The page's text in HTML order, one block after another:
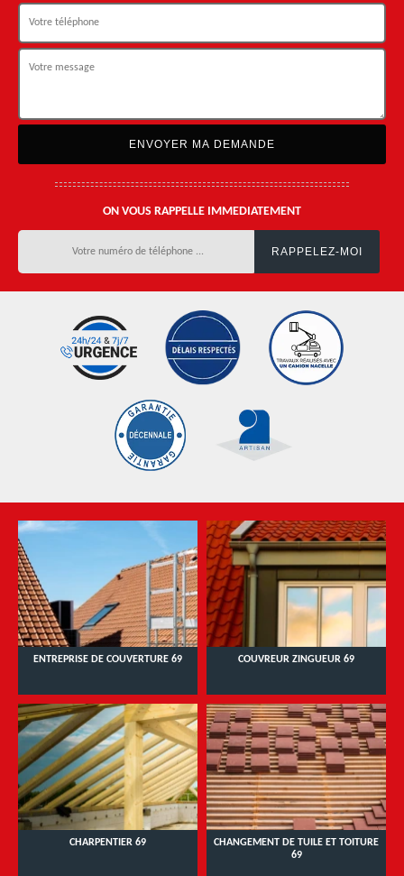
ON VOUS RAPPELLE IMMEDIATEMENT
ENTREPRISE DE COUVERTURE 69 COUVREUR ZINGUEUR 69
CHARPENTIER 69
CHANGEMENT DE TUILE ET TOITURE
69